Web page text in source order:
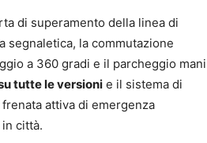
di superamento della linea di
segnaletica, la commutazione
a 360 gradi e il parcheggio mani
tutte le versioni e il sistema di
attiva di emergenza
città.